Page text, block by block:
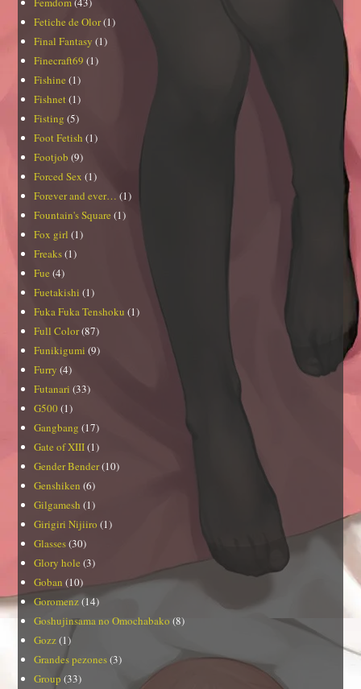
Fetiche de Olor(1)
Final Fantasy (1)
Finecraft69 (1)
Fishine (1)
Fishnet (1)
Fisting (5)
Foot Fetish (1)
Footjob (9)
Forced Sex (1)
Forever and ever… (1)
Fountain's Square (1)
Fox girl (1)
Freaks(1)
Fue (4)
Fuetakishi (1)
Fuka Fuka Tenshoku (1)
Full Color(87)
Funikigumi (9)
Furry (4)
Futanari (33)
G500 (1)
Gangbang (17)
Gate of XIII(1)
Gender Bender(10)
Genshiken (6)
Gilgamesh (1)
Girigiri Nijiiro (1)
Glasses(30)
Glory hole (3)
Goban (10)
Goromenz(14)
Goshujinsama no Omochabako (8)
Gozz(1)
Grandes pezones(3)
Group (33)